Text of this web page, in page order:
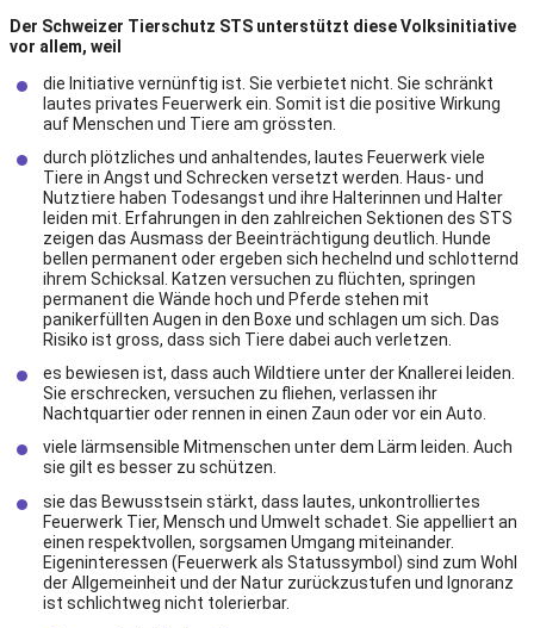
Der Schweizer Tierschutz STS unterstützt diese Volksinitiative
vor allem, weil
die Initiative vernünftig ist. Sie verbietet nicht. Sie schränkt
lautes privates Feuerwerk ein. Somit ist die positive Wirkung
auf Menschen und Tiere am grössten.
durch plötzliches und anhaltendes, lautes Feuerwerk viele
Tiere in Angst und Schrecken versetzt werden. Haus- und
Nutztiere haben Todesangst und ihre Halterinnen und Halter
leiden mit. Erfahrungen in den zahlreichen Sektionen des STS
zeigen das Ausmass der Beeinträchtigung deutlich. Hunde
bellen permanent oder ergeben sich hechelnd und schlotternd
ihrem Schicksal. Katzen versuchen zu flüchten, springen
permanent die Wände hoch und Pferde stehen mit
panikerfüllten Augen in den Boxe und schlagen um sich. Das
Risiko ist gross, dass sich Tiere dabei auch verletzen.
es bewiesen ist, dass auch Wildtiere unter der Knallerei leiden.
Sie erschrecken, versuchen zu fliehen, verlassen ihr
Nachtquartier oder rennen in einen Zaun oder vor ein Auto.
viele lärmsensible Mitmenschen unter dem Lärm leiden. Auch
sie gilt es besser zu schützen.
sie das Bewusstsein stärkt, dass lautes, unkontrolliertes
Feuerwerk Tier, Mensch und Umwelt schadet. Sie appelliert an
einen respektvollen, sorgsamen Umgang miteinander.
Eigeninteressen (Feuerwerk als Statussymbol) sind zum Wohl
der Allgemeinheit und der Natur zurückzustufen und Ignoranz
ist schlichtweg nicht tolerierbar.